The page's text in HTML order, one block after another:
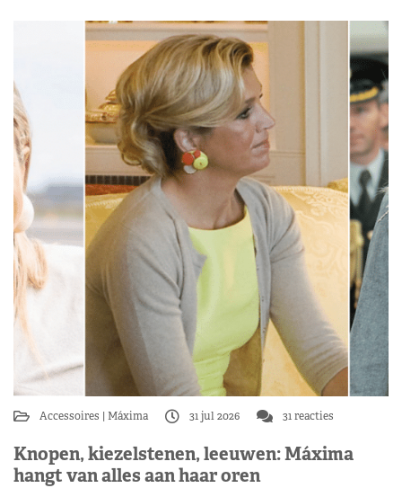
Accessoires Máxima 31 jul 2026 31 reacties
Knopen, kiezelstenen, leeuwen: Máxima
hangt van alles aan haar oren